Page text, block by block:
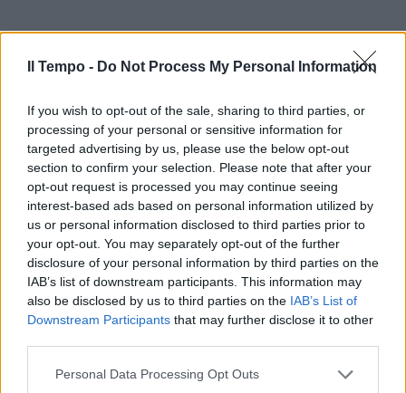
Il Tempo - Do Not Process My Personal Information
If you wish to opt-out of the sale, sharing to third parties, or
processing of your personal or sensitive information for
targeted advertising by us, please use the below opt-out
section to confirm your selection. Please note that after your
opt-out request is processed you may continue seeing
interest-based ads based on personal information utilized by
us or personal information disclosed to third parties prior to
your opt-out. You may separately opt-out of the further
disclosure of your personal information by third parties on the
IAB’s list of downstream participants. This information may
also be disclosed by us to third parties on the IAB’s List of
Downstream Participants that may further disclose it to other
Personal Data Processing Opt Outs